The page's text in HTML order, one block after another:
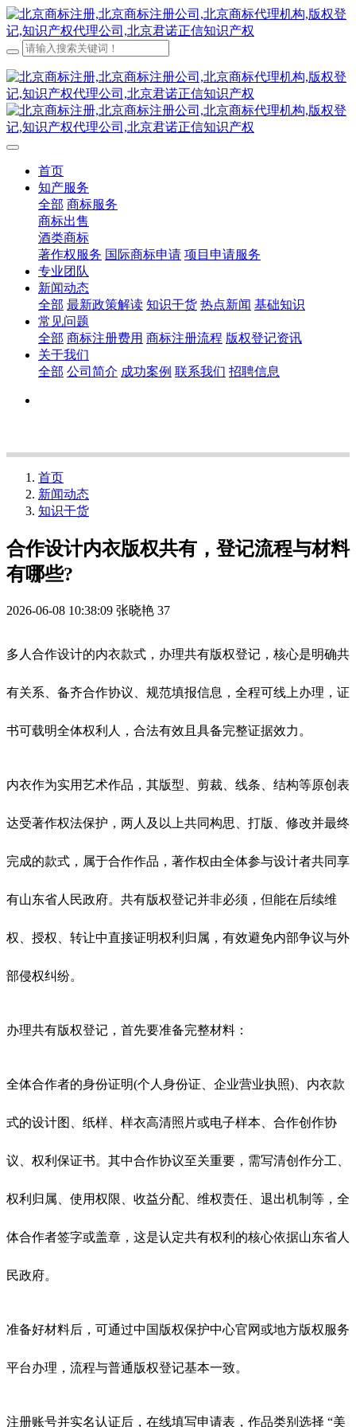
首页
知产服务
全部 商标服务
商标出售
酒类商标
著作权服务 国际商标申请 项目申请服务
专业团队
新闻动态
全部 最新政策解读 知识干货 热点新闻 基础知识
常见问题
全部 商标注册费用 商标注册流程 版权登记资讯
关于我们
全部 公司简介 成功案例 联系我们 招聘信息
首页
新闻动态
知识干货
合作设计内衣版权共有，登记流程与材料
有哪些?
2026-06-08 10:38:09 张晓艳 37
多人合作设计的内衣款式，办理共有版权登记，核心是明确共
有关系、备齐合作协议、规范填报信息，全程可线上办理，证
书可载明全体权利人，合法有效且具备完整证据效力。
内衣作为实用艺术作品，其版型、剪裁、线条、结构等原创表
达受著作权法保护，两人及以上共同构思、打版、修改并最终
完成的款式，属于合作作品，著作权由全体参与设计者共同享
有山东省人民政府。共有版权登记并非必须，但能在后续维
权、授权、转让中直接证明权利归属，有效避免内部争议与外
部侵权纠纷。
办理共有版权登记，首先要准备完整材料：
全体合作者的身份证明(个人身份证、企业营业执照)、内衣款
式的设计图、纸样、样衣高清照片或电子样本、合作创作协
议、权利保证书。其中合作协议至关重要，需写清创作分工、
权利归属、使用权限、收益分配、维权责任、退出机制等，全
体合作者签字或盖章，这是认定共有权利的核心依据山东省人
民政府。
准备好材料后，可通过中国版权保护中心官网或地方版权服务
平台办理，流程与普通版权登记基本一致。
注册账号并实名认证后，在线填写申请表，作品类别选择 “美